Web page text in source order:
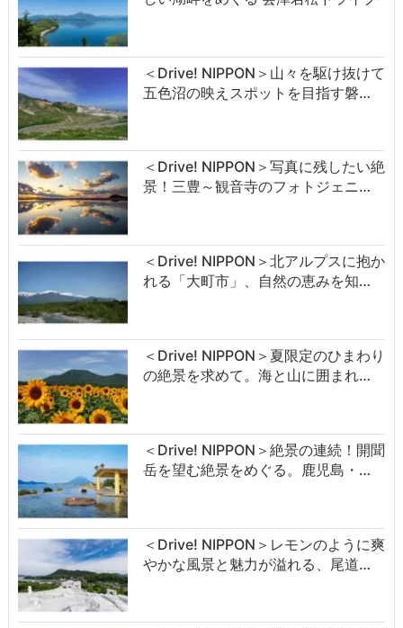
＜Drive! NIPPON＞山々を駆け抜けて
五色沼の映えスポットを目指す磐…
＜Drive! NIPPON＞写真に残したい絶
景！三豊～観音寺のフォトジェニ…
＜Drive! NIPPON＞北アルプスに抱か
れる「大町市」、自然の恵みを知…
＜Drive! NIPPON＞夏限定のひまわり
の絶景を求めて。海と山に囲まれ…
＜Drive! NIPPON＞絶景の連続！開聞
岳を望む絶景をめぐる。鹿児島・…
＜Drive! NIPPON＞レモンのように爽
やかな風景と魅力が溢れる、尾道…